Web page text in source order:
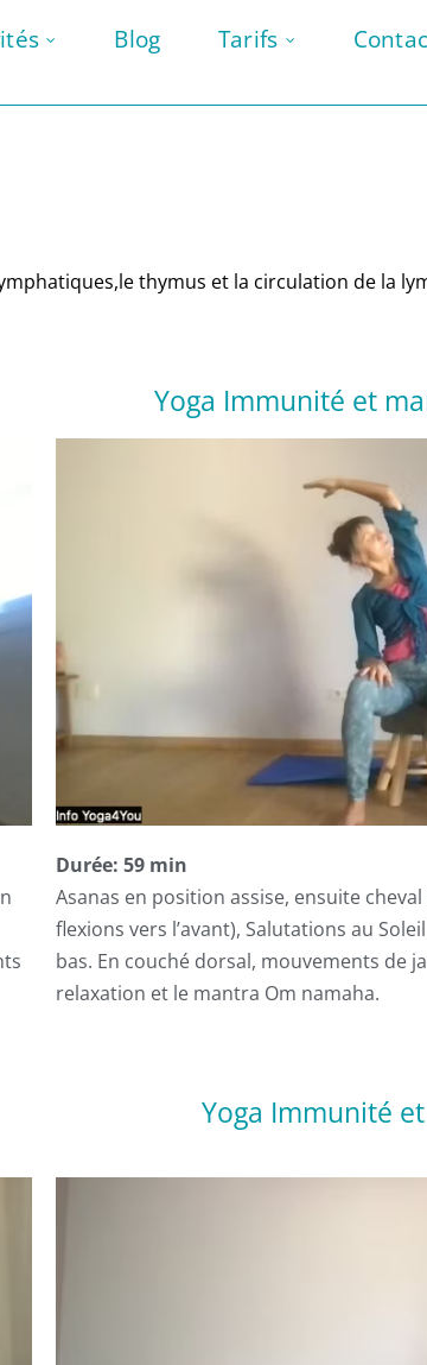
Blog Tarifs
thymus et la circulation de la
Yoga Immunité et
Durée: 59 min
Asanas en position assise, ensuite
flexions vers l’avant), Salutations au
bas. En couché dorsal, mouvements de
relaxation et le mantra Om namaha.
Yoga Immunité